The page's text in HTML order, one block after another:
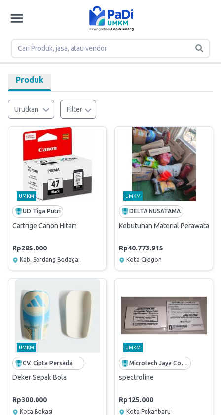
Produk
Urutkan Filter
UMKM
UD Tiga Putri
Cartrige Canon Hitam
Rp285.000
Kab. Serdang Bedagai
UMKM
DELTA NUSATAMA
Kebutuhan Material Perawatan
Rp40.773.915
Kota Cilegon
UMKM
CV. Cipta Persada
Deker Sepak Bola
Rp300.000
Kota Bekasi
UMKM
Microtech Jaya Computindo
spectroline
Rp125.000
Kota Pekanbaru